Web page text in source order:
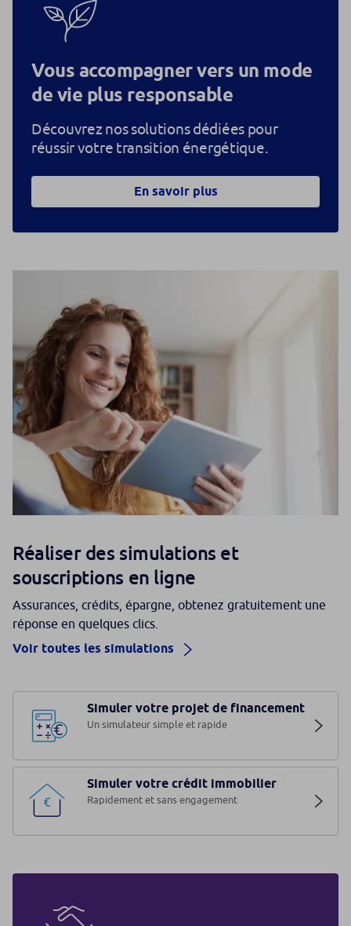
Vous accompagner vers un mode
de vie plus responsable
Découvrez nos solutions dédiées pour
réussir votre transition énergétique.
En savoir plus
Réaliser des simulations et
souscriptions en ligne
Assurances, crédits, épargne, obtenez gratuitement une
réponse en quelques clics.
Voir toutes les simulations
Simuler votre projet de financement
Un simulateur simple et rapide
Simuler votre crédit immobilier
Rapidement et sans engagement